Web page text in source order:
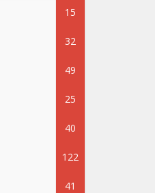
15
32
49
25
40
122
41